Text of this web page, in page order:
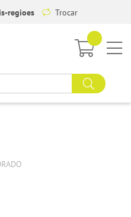
regioes Trocar